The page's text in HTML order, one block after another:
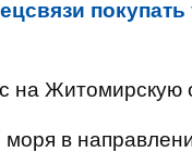
на Житомирскую
в